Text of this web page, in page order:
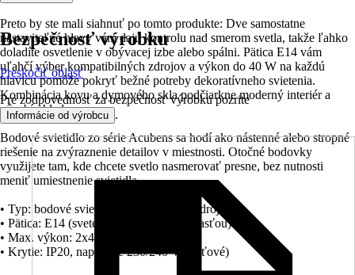
Preto by ste mali siahnuť po tomto produkte: Dve samostatne
nastaviteľné hlavy vám dajú kontrolu nad smerom svetla, takže ľahko
doladíte osvetlenie v obývacej izbe alebo spálni. Pätica E14 vám
uľahčí výber kompatibilných zdrojov a výkon do 40 W na každú
hlavicu pomôže pokryť bežné potreby dekoratívneho svietenia.
Kombinácia kovu a dymového skla podčiarkne moderný interiér a
pôsobí uhladene.
Bodové svietidlo zo série Acubens sa hodí ako nástenné alebo stropné
riešenie na zvýraznenie detailov v miestnosti. Otočné bodovky
využijete tam, kde chcete svetlo nasmerovať presne, bez nutnosti
meniť umiestnenie svietidla.
• Typ: bodové svietidlo s 2 svetelnými zdrojmi
• Pätica: E14 (svetelné zdroje nie sú súčasťou)
• Max. výkon: 2x40 W
• Krytie: IP20, napájanie 230/240 V (sieťové)
Bezpečnosť výrobku
Preskočiť oblasť
Pre zodpovednosť za bezpečnosť výrobku pozrite
Informácie od výrobcu .